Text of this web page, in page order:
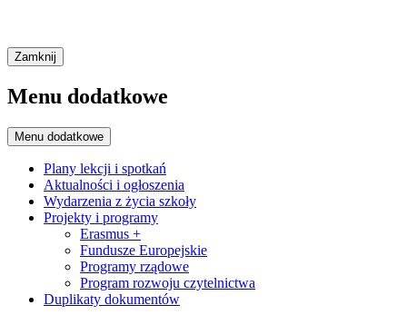
Zamknij
Menu dodatkowe
Menu dodatkowe
Plany lekcji i spotkań
Aktualności i ogłoszenia
Wydarzenia z życia szkoły
Projekty i programy
Erasmus +
Fundusze Europejskie
Programy rządowe
Program rozwoju czytelnictwa
Duplikaty dokumentów